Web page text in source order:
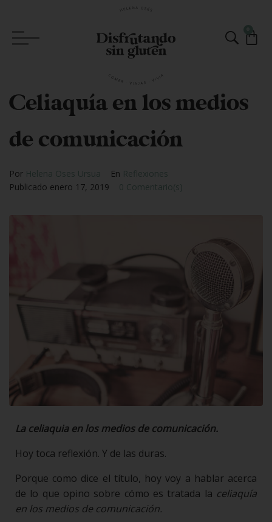
Celiaquía en los medios
de comunicación
Por Helena Oses Ursua En Reflexiones
Publicado enero 17, 2019 0 Comentario(s)
La celiaquia en los medios de comunicación.
Hoy toca reflexión. Y de las duras.
Porque como dice el título, hoy voy a hablar acerca
de lo que opino sobre cómo es tratada la celiaquía
en los medios de comunicación.